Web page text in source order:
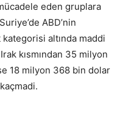
eden gruplara
ABD’nin
altında maddi
kısmından 35 milyon
18 milyon 368 bin dolar